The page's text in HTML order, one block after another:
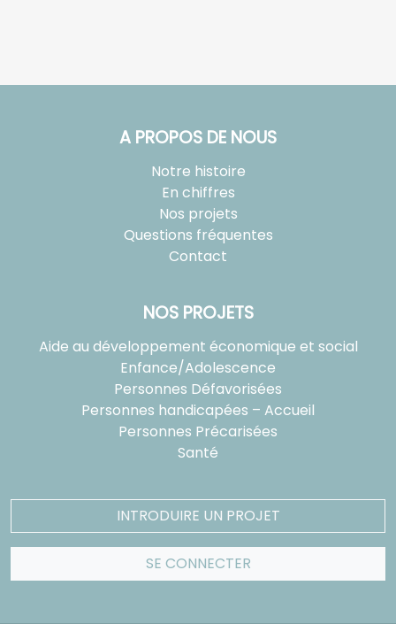
A PROPOS DE NOUS
Notre histoire
En chiffres
Nos projets
Questions fréquentes
Contact
NOS PROJETS
Aide au développement économique et social
Enfance/Adolescence
Personnes Défavorisées
Personnes handicapées – Accueil
Personnes Précarisées
Santé
INTRODUIRE UN PROJET
SE CONNECTER